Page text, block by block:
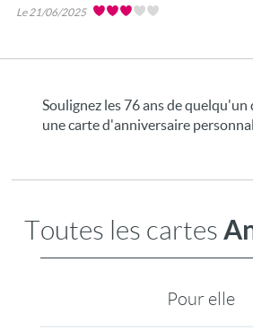
Le 21/06/2025
Soulignez les 76 ans de quelqu'un
une carte d'anniversaire
Toutes les cartes
Pour elle